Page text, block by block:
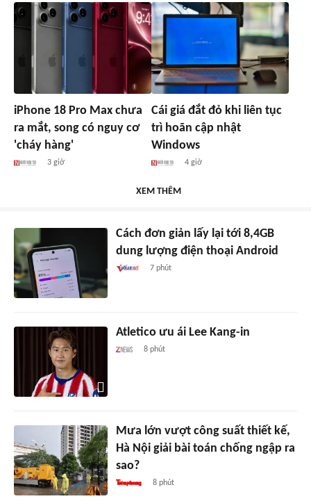
iPhone 18 Pro Max chưa
ra mắt, song có nguy cơ
'cháy hàng'
3 giờ
Cái giá đắt đỏ khi liên tục
trì hoãn cập nhật
Windows
4 giờ
XEM THÊM
Cách đơn giản lấy lại tới 8,4GB
dung lượng điện thoại Android
7 phút
Atletico ưu ái Lee Kang-in
8 phút
Mưa lớn vượt công suất thiết kế,
Hà Nội giải bài toán chống ngập ra
sao?
8 phút